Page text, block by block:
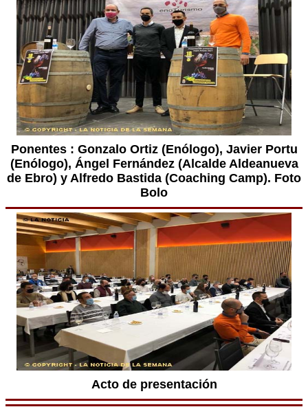
Ponentes : Gonzalo Ortiz (Enólogo), Javier Portu
(Enólogo), Ángel Fernández (Alcalde Aldeanueva
de Ebro) y Alfredo Bastida (Coaching Camp). Foto
Bolo
Acto de presentación